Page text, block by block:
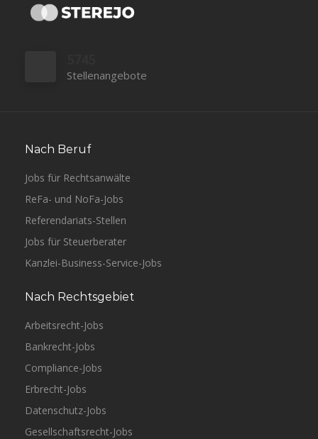
Stellenangebote
Nach Beruf
Jobs für Rechtsanwälte
ReFa- und NoFa-Jobs
Referendariats-Stellen
Jobs für Steuerberater
Kanzlei-Business-Service-Jobs
Nach Rechtsgebiet
Arbeitsrecht-Jobs
Bankrecht-Jobs
Compliance-Jobs
Erbrecht-Jobs
Datenschutz-Jobs
Gesellschaftsrecht-Jobs